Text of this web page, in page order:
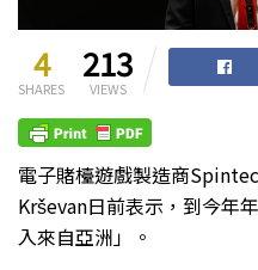
4
SHARES
213
VIEWS
電子賭檯遊戲製造商
Krševan日前表示，到今年
入來自亞洲」。